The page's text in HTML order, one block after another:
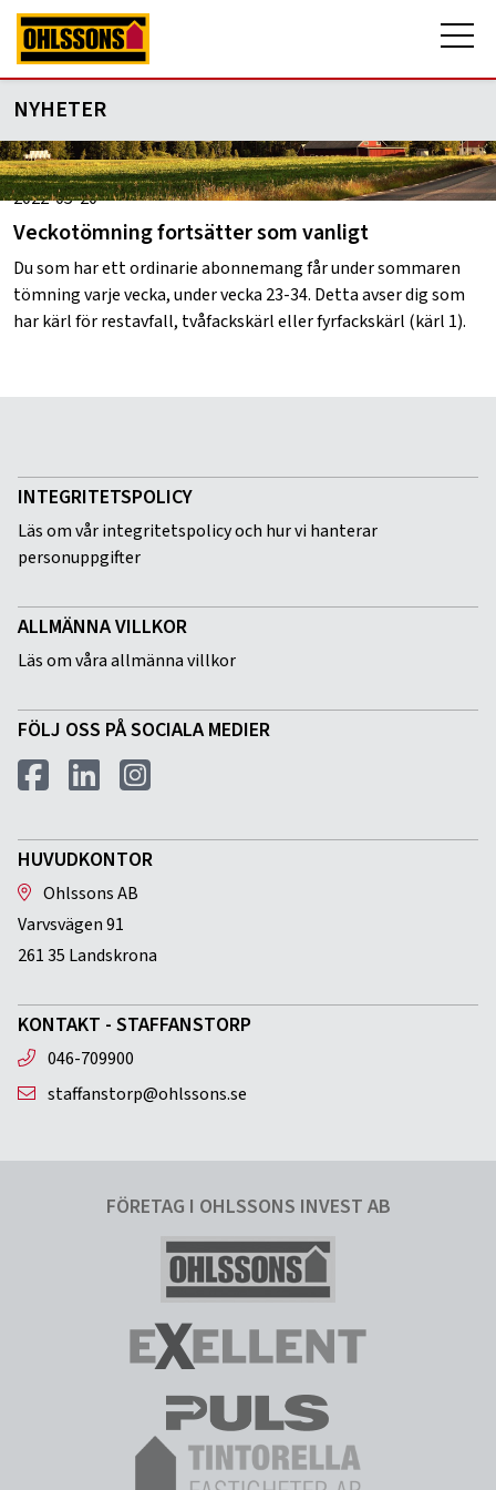
NYHETER
2022-05-20
Veckotömning fortsätter som vanligt
Du som har ett ordinarie abonnemang får under sommaren
tömning varje vecka, under vecka 23-34. Detta avser dig som
har kärl för restavfall, tvåfackskärl eller fyrfackskärl (kärl 1).
INTEGRITETSPOLICY
Läs om vår integritetspolicy och hur vi hanterar
personuppgifter
ALLMÄNNA VILLKOR
Läs om våra allmänna villkor
FÖLJ OSS PÅ SOCIALA MEDIER
HUVUDKONTOR
Ohlssons AB
Varvsvägen 91
261 35 Landskrona
KONTAKT - STAFFANSTORP
046-709900
staffanstorp@ohlssons.se
FÖRETAG I OHLSSONS INVEST AB